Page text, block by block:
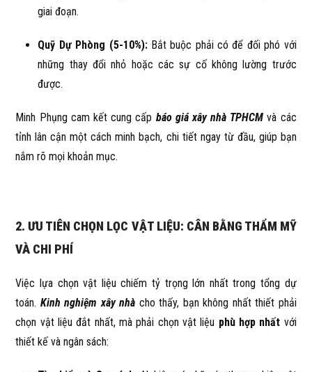
giai đoạn.
Quỹ Dự Phòng (5-10%):Bắt buộc phải có để đối phó với
những thay đổi nhỏ hoặc các sự cố không lường trước
được.
Minh Phụng cam kết cung cấp báo giá xây nhà TPHCM và các
tỉnh lân cận một cách minh bạch, chi tiết ngay từ đầu, giúp bạn
nắm rõ mọi khoản mục.
2. ƯU TIÊN CHỌN LỌC VẬT LIỆU: CÂN BẰNG THẨM MỸ
VÀ CHI PHÍ
Việc lựa chọn vật liệu chiếm tỷ trọng lớn nhất trong tổng dự
toán. Kinh nghiệm xây nhà cho thấy, bạn không nhất thiết phải
chọn vật liệu đắt nhất, mà phải chọn vật liệu phù hợp nhất với
thiết kế và ngân sách: